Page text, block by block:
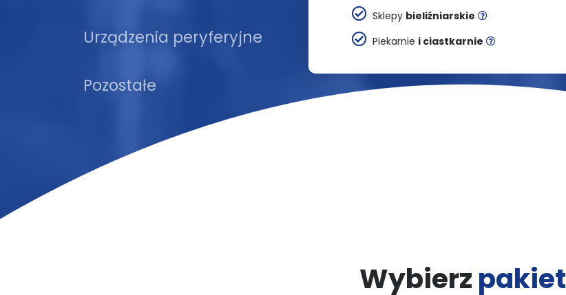
Urządzenia peryferyjne
Pozostałe
Sklepy bieliźniarskie
Piekarnie i ciastkarnie
Wybierz pakiet